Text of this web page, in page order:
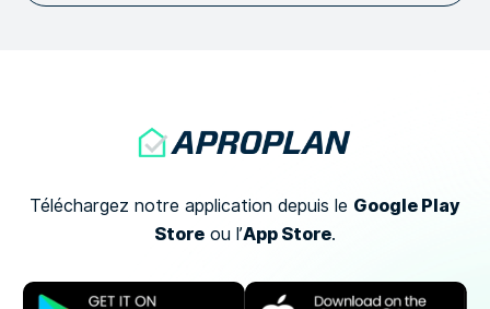
Téléchargez notre application depuis le Google Play
Store ou l’App Store.